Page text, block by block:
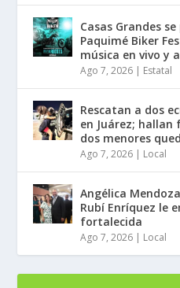
Casas Grandes
Paquimé Biker
música en vivo y
Ago 7, 2026 | Estatal
Rescatan a dos
en Juárez;
dos menores
Ago 7, 2026 | Local
Angélica
Rubí Enríquez le
fortalecida
Ago 7, 2026 | Local